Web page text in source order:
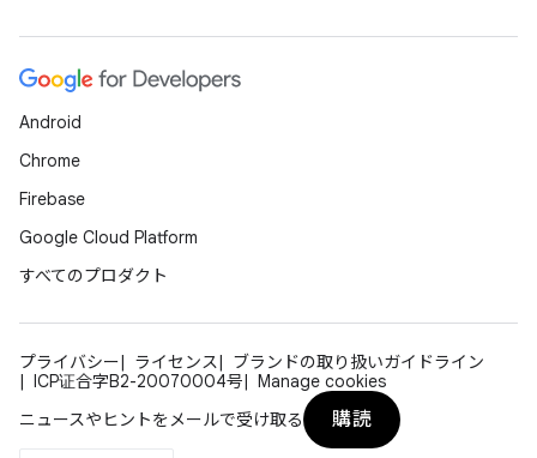
Android
Chrome
Firebase
Google Cloud Platform
すべてのプロダクト
プライバシー ライセンス
ブランドの取り扱いガイドライン
ICP证合字B2-20070004号
Manage cookies
ニュースやヒントをメールで受け取る
購読